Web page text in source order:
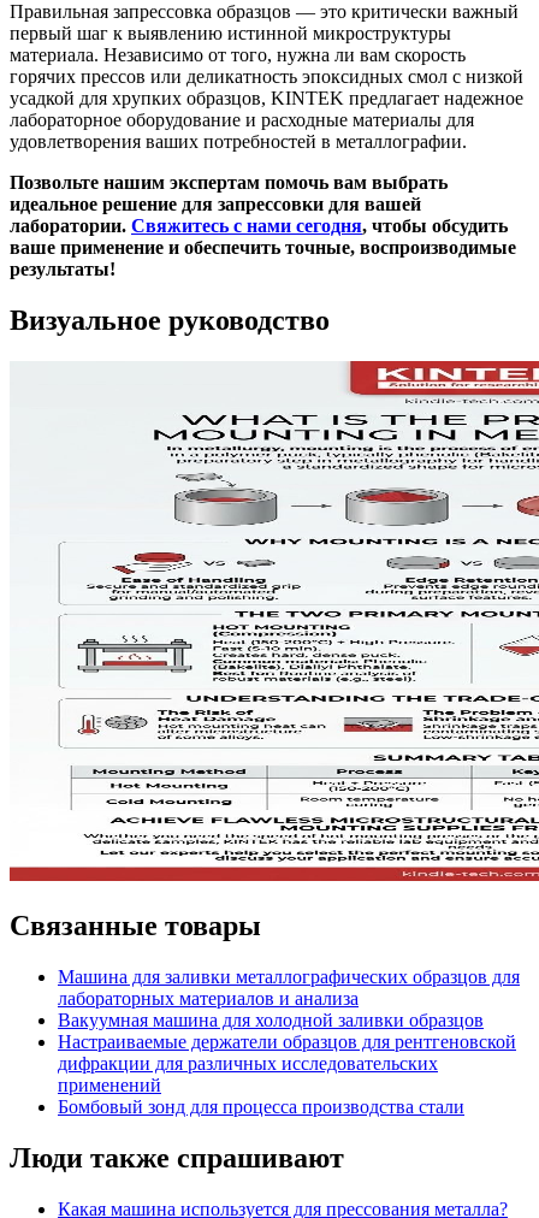
Правильная запрессовка образцов — это критически важный
первый шаг к выявлению истинной микроструктуры
материала. Независимо от того, нужна ли вам скорость
горячих прессов или деликатность эпоксидных смол с низкой
усадкой для хрупких образцов, KINTEK предлагает надежное
лабораторное оборудование и расходные материалы для
удовлетворения ваших потребностей в металлографии.
Позвольте нашим экспертам помочь вам выбрать
идеальное решение для запрессовки для вашей
лаборатории. Свяжитесь с нами сегодня, чтобы обсудить
ваше применение и обеспечить точные, воспроизводимые
результаты!
Визуальное руководство
Связанные товары
Машина для заливки металлографических образцов для
лабораторных материалов и анализа
Вакуумная машина для холодной заливки образцов
Настраиваемые держатели образцов для рентгеновской
дифракции для различных исследовательских
применений
Бомбовый зонд для процесса производства стали
Люди также спрашивают
Какая машина используется для прессования металла?